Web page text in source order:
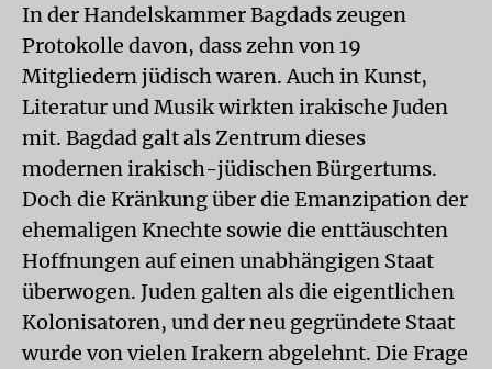
In der Handelskammer Bagdads zeugen
Protokolle davon, dass zehn von 19
Mitgliedern jüdisch waren. Auch in Kunst,
Literatur und Musik wirkten irakische Juden
mit. Bagdad galt als Zentrum dieses
modernen irakisch-jüdischen Bürgertums.
Doch die Kränkung über die Emanzipation der
ehemaligen Knechte sowie die enttäuschten
Hoffnungen auf einen unabhängigen Staat
überwogen. Juden galten als die eigentlichen
Kolonisatoren, und der neu gegründete Staat
wurde von vielen Irakern abgelehnt. Die Frage